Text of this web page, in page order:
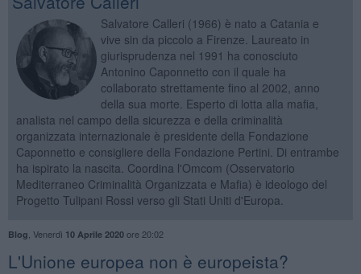
Salvatore Calleri (1966) è nato a Catania e
vive sin da piccolo a Firenze. Laureato in
giurisprudenza nel 1991 ha conosciuto
Antonino Caponnetto con il quale ha
collaborato strettamente fino al 2002, anno
della sua morte. Esperto di lotta alla mafia,
analista nel campo della sicurezza e della criminalità
organizzata internazionale è presidente della Fondazione
Caponnetto e consigliere della Fondazione Pertini. Di entrambe
ha ispirato la nascita. Coordina l'Omcom (Osservatorio
Mediterraneo Criminalità Organizzata e Mafia) è ideologo del
Progetto Tulipani Rossi verso gli Stati Uniti d'Europa.
Blog Venerdì 10 Aprile 2020ore 20:02
L'Unione europea non è europeista?